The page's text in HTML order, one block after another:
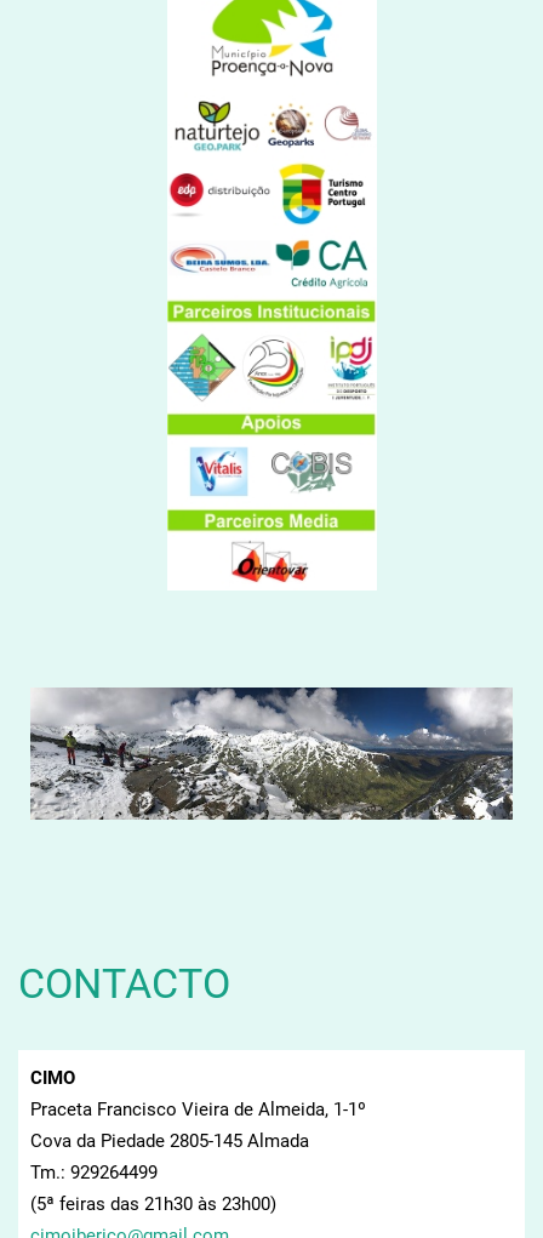
CONTACTO
CIMO
Praceta Francisco Vieira de Almeida, 1-1º
Cova da Piedade 2805-145 Almada
Tm.: 929264499
(5ª feiras das 21h30 às 23h00)